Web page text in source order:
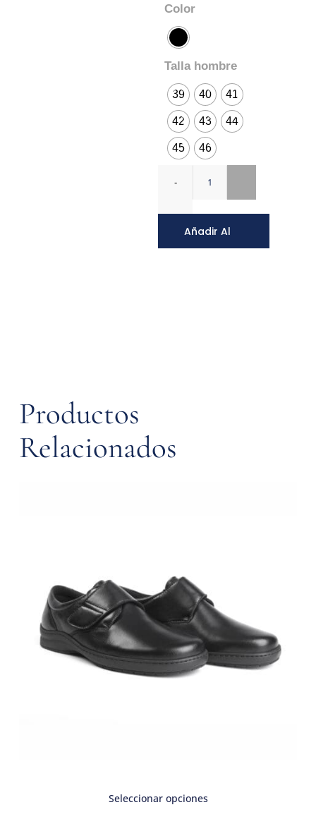
Color
Talla hombre
39 40 41
42 43 44
45 46
Añadir Al
Productos
Relacionados
Seleccionar opciones